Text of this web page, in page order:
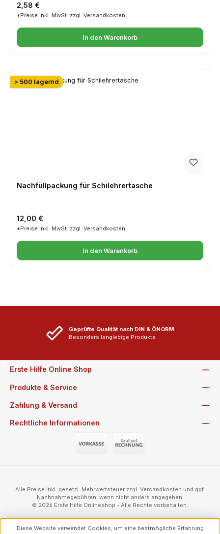
Regulärer Preis:
2,58 €
*Preise inkl. MwSt. zzgl. Versandkosten
In den Warenkorb
> 500 lagernd
Nachfüllpackung für Schilehrertasche
Regulärer Preis:
12,00 €
*Preise inkl. MwSt. zzgl. Versandkosten
In den Warenkorb
Geprüfte Qualität nach DIN & ÖNORM
Besonders langlebige Produkte
Erste Hilfe Online Shop
Produkte & Service
Zahlung & Versand
Rechtliche Informationen
Alle Preise inkl. gesetzl. Mehrwertsteuer zzgl. Versandkosten und ggf.
Nachnahmegebühren, wenn nicht anders angegeben.
© 2026 Erste Hilfe Onlineshop - Alle Rechte vorbehalten.
Diese Website verwendet Cookies, um eine bestmögliche Erfahrung